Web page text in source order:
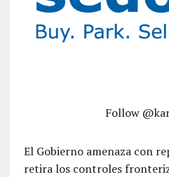
Follow
El Gobierno amenaza con
retira los controles